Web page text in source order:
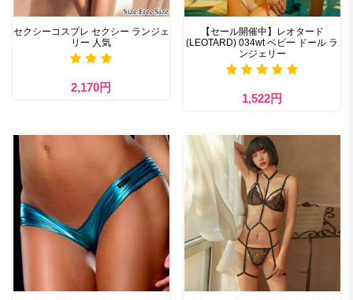
セクシーコスプレ セクシー ランジェ
リー 人気
2,170円
【セール開催中】レオタード
(LEOTARD) 034wt ベビー ドール ラ
ンジェリー
1,522円